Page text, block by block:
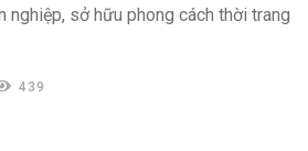
nghiệp, sở hữu phong cách thời trang
439